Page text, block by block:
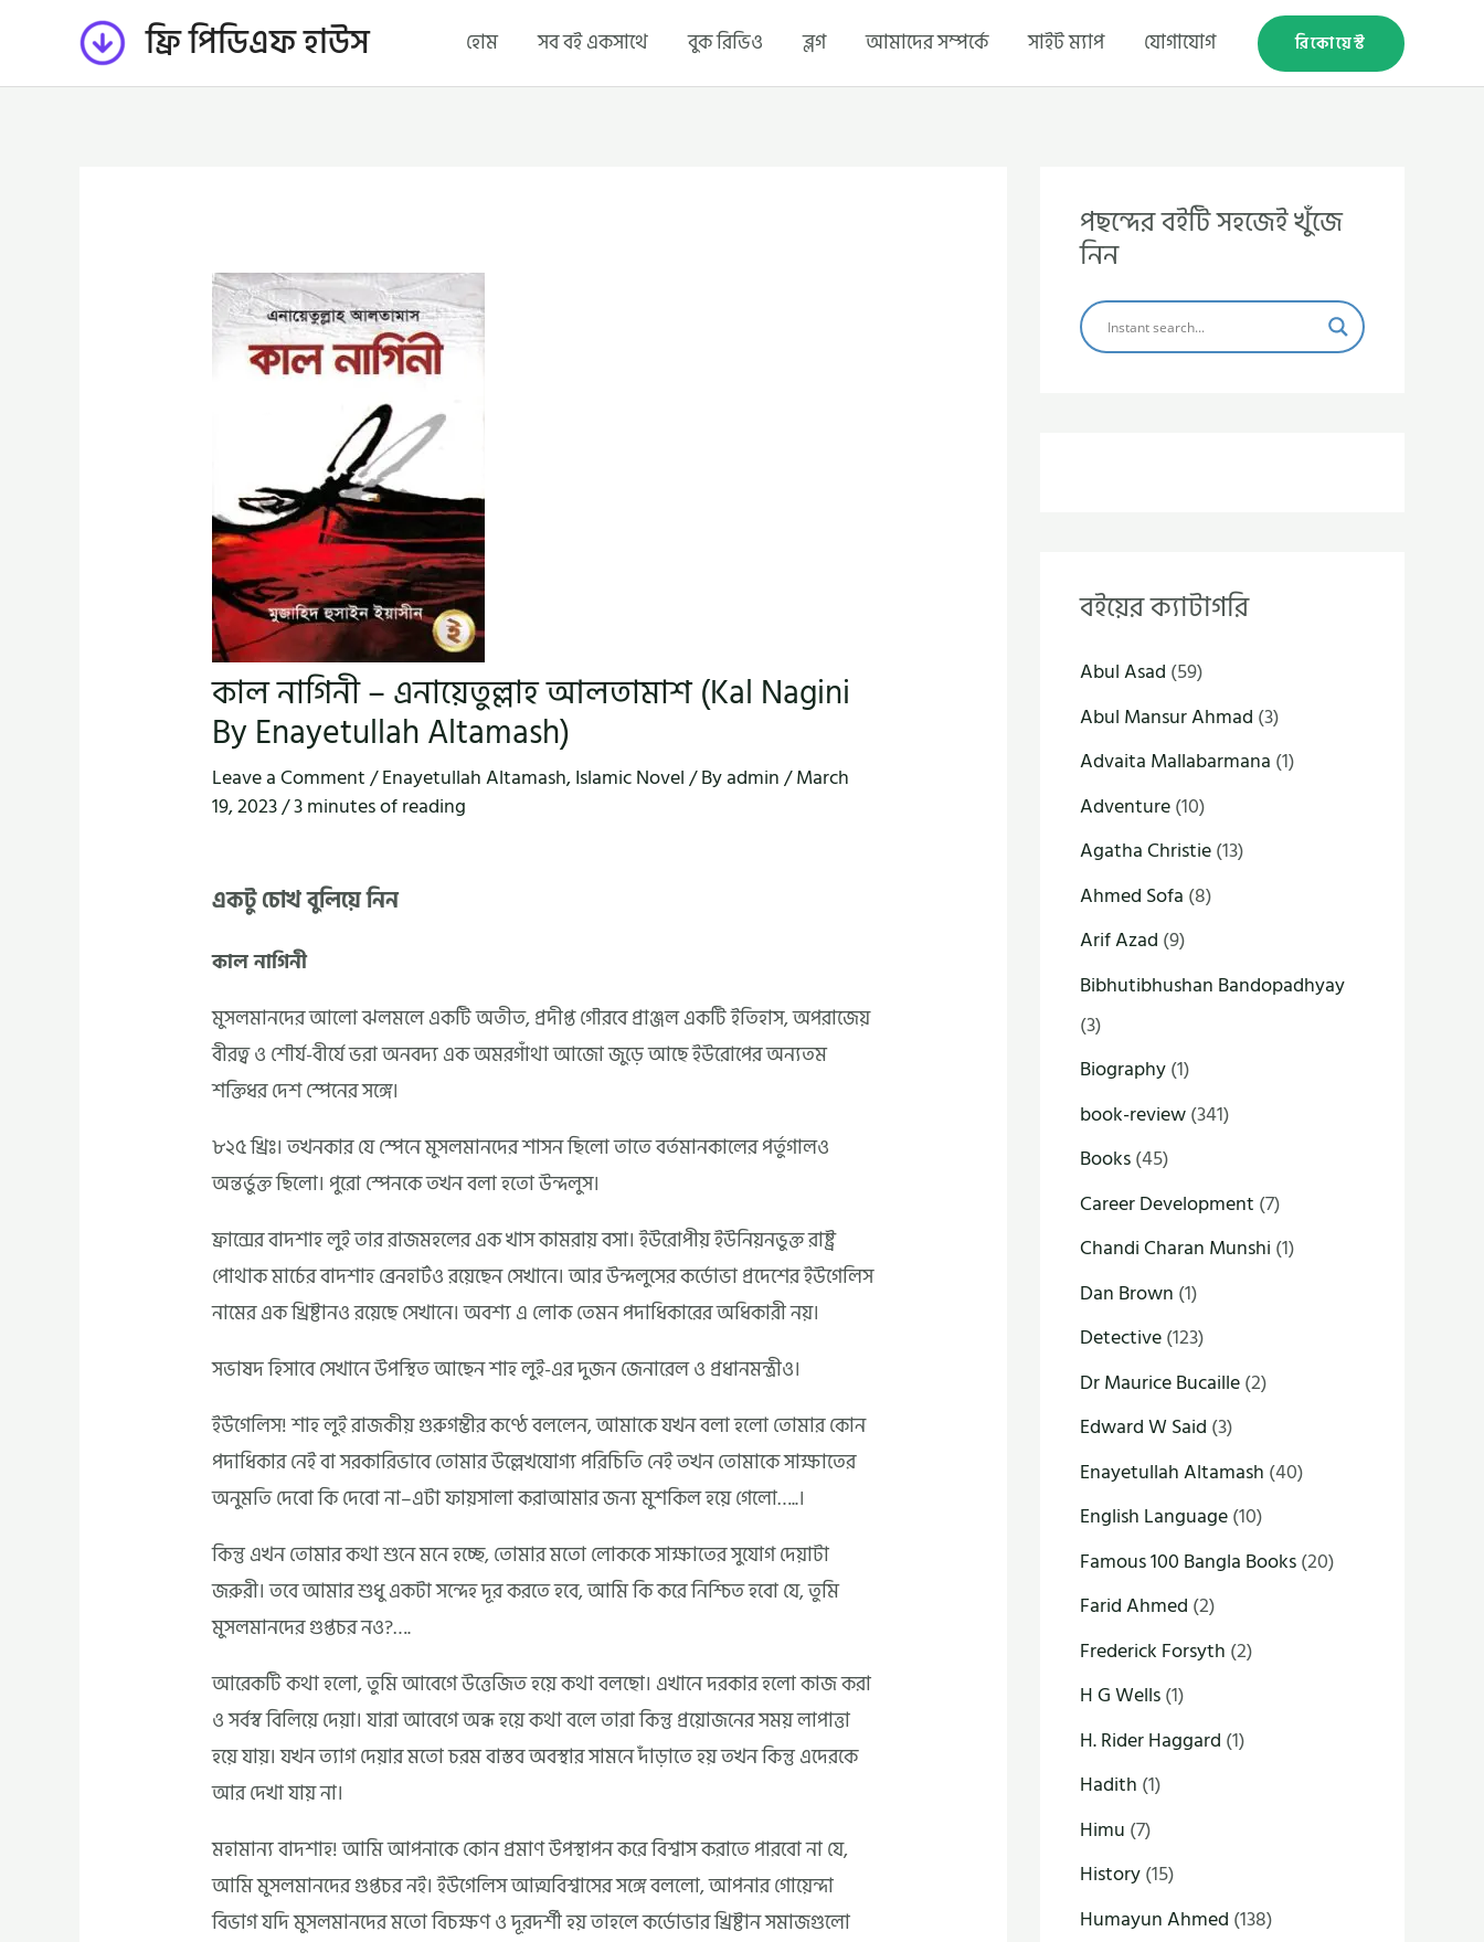
content
ফ্রি পিডিএফ হাউস হোম সব বই একসাথে বুক রিভিও ব্লগ আমাদের সম্পর্কে সাইট ম্যাপ যোগাযোগ রিকোয়েস্ট
কাল নাগিনী – এনায়েতুল্লাহ আলতামাশ (Kal Nagini
By Enayetullah Altamash)
Leave a Comment/Enayetullah Altamash,Islamic Novel/ Byadmin/March
19, 2023/3 minutes of reading
একটু চোখ বুলিয়ে নিন
কাল নাগিনী
মুসলমানদের আলো ঝলমলে একটি অতীত, প্রদীপ্ত গৌরবে প্রাঞ্জল একটি ইতিহাস, অপরাজেয়
বীরত্ব ও শৌর্য-বীর্যে ভরা অনবদ্য এক অমরগাঁথা আজো জুড়ে আছে ইউরোপের অন্যতম
শক্তিধর দেশ স্পেনের সঙ্গে।
৮২৫ খ্রিঃ। তখনকার যে স্পেনে মুসলমানদের শাসন ছিলো তাতে বর্তমানকালের পর্তুগালও
অন্তর্ভুক্ত ছিলো। পুরো স্পেনকে তখন বলা হতো উন্দলুস।
ফ্রান্সের বাদশাহ লুই তার রাজমহলের এক খাস কামরায় বসা। ইউরোপীয় ইউনিয়নভুক্ত রাষ্ট্র
পোথাক মার্চের বাদশাহ ব্রেনহার্টও রয়েছেন সেখানে। আর উন্দলুসের কর্ডোভা প্রদেশের ইউগেলিস
নামের এক খ্রিষ্টানও রয়েছে সেখানে। অবশ্য এ লোক তেমন পদাধিকারের অধিকারী নয়।
সভাষদ হিসাবে সেখানে উপস্থিত আছেন শাহ লুই-এর দুজন জেনারেল ও প্রধানমন্ত্রীও।
ইউগেলিস! শাহ লুই রাজকীয় গুরুগম্ভীর কণ্ঠে বললেন, আমাকে যখন বলা হলো তোমার কোন
পদাধিকার নেই বা সরকারিভাবে তোমার উল্লেখযোগ্য পরিচিতি নেই তখন তোমাকে সাক্ষাতের
অনুমতি দেবো কি দেবো না–এটা ফায়সালা করাআমার জন্য মুশকিল হয়ে গেলো…..।
কিন্তু এখন তোমার কথা শুনে মনে হচ্ছে, তোমার মতো লোককে সাক্ষাতের সুযোগ দেয়াটা
জরুরী। তবে আমার শুধু একটা সন্দেহ দূর করতে হবে, আমি কি করে নিশ্চিত হবো যে, তুমি
মুসলমানদের গুপ্তচর নও?….
আরেকটি কথা হলো, তুমি আবেগে উত্তেজিত হয়ে কথা বলছো। এখানে দরকার হলো কাজ করা
ও সর্বস্ব বিলিয়ে দেয়া। যারা আবেগে অন্ধ হয়ে কথা বলে তারা কিন্তু প্রয়োজনের সময় লাপাত্তা
হয়ে যায়। যখন ত্যাগ দেয়ার মতো চরম বাস্তব অবস্থার সামনে দাঁড়াতে হয় তখন কিন্তু এদেরকে
আর দেখা যায় না।
মহামান্য বাদশাহ! আমি আপনাকে কোন প্রমাণ উপস্থাপন করে বিশ্বাস করাতে পারবো না যে,
আমি মুসলমানদের গুপ্তচর নই। ইউগেলিস আত্মবিশ্বাসের সঙ্গে বললো, আপনার গোয়েন্দা
বিভাগ যদি মুসলমানদের মতো বিচক্ষণ ও দূরদর্শী হয় তাহলে কর্ডোভার খ্রিষ্টান সমাজগুলো
পছন্দের বইটি সহজেই খুঁজে
নিন
বইয়ের ক্যাটাগরি
Abul Asad (59)
Abul Mansur Ahmad (3)
Advaita Mallabarmana (1)
Adventure(10)
Agatha Christie(13)
Ahmed Sofa (8)
Arif Azad (9)
Bibhutibhushan Bandopadhyay
(3)
Biography(1)
book-review(341)
Books(45)
Career Development (7)
Chandi Charan Munshi (1)
Dan Brown (1)
Detective(123)
Dr Maurice Bucaille(2)
Edward W Said (3)
Enayetullah Altamash (40)
English Language(10)
Famous 100 Bangla Books(20)
Farid Ahmed (2)
Frederick Forsyth (2)
H G Wells(1)
H. Rider Haggard (1)
Hadith (1)
Himu (7)
History(15)
Humayun Ahmed (138)